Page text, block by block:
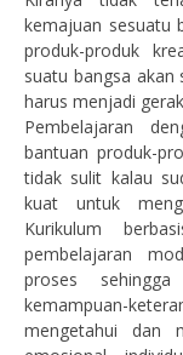
kemajuan sesuatu
produk-produk
suatu bangsa
harus menjadi
Pembelajaran
bantuan produk-
tidak sulit kalau
kuat untuk
Kurikulum
pembelajaran
proses
kemampuan-
mengetahui dan